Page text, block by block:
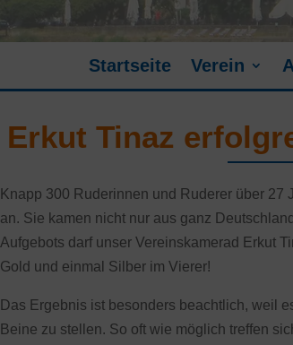
Startseite Verein
Erkut Tinaz
Knapp 300 Ruderinnen und Ruderer über 27
an. Sie kamen nicht nur aus ganz
Aufgebots darf unser Vereinskamerad Erkut
Gold und einmal Silber im Vierer!
Das Ergebnis ist besonders beachtlich, weil
Beine zu stellen. So oft wie möglich treffen